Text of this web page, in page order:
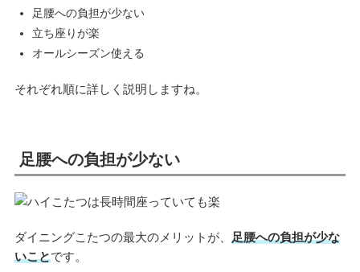
足腰への負担が少ない
立ち座りが楽
オールシーズン使える
それぞれ順に詳しく説明しますね。
足腰への負担が少ない
ダイニングこたつの最大のメリットが、 足腰への負担が少な
いことです。